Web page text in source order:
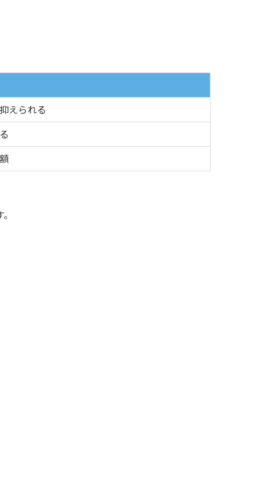
えられる